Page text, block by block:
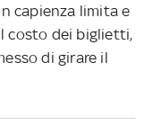
capienza limita e
costo dei biglietti,
di girare il